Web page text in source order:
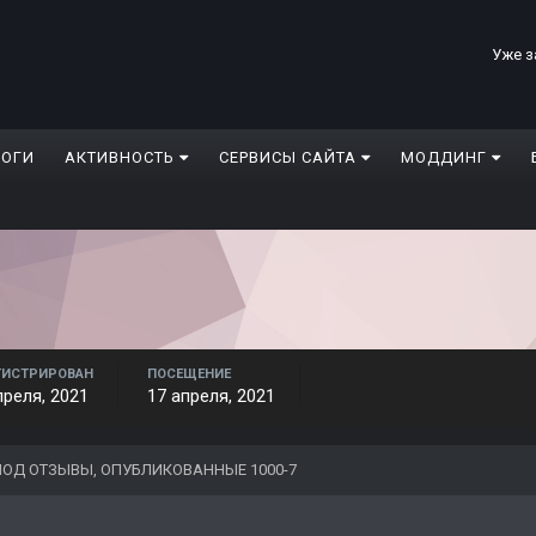
Уже
АКТИВНОСТЬ СЕРВИСЫ САЙТА МОДДИНГ
2021
ПОСЕЩЕНИЕ
17 апреля, 2021
ОТЗЫВЫ, ОПУБЛИКОВАННЫЕ 1000-7